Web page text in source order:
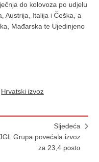
do kolovoza po udjelu
Austrija, Italija i Češka, a
Mađarska te Ujedinjeno
Hrvatski izvoz
Sljedeća
Grupa povećala izvoz
za 23,4 posto